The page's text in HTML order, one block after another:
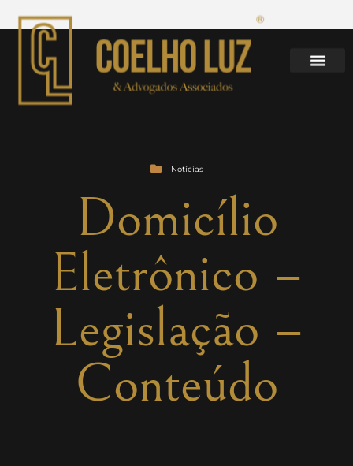
Notícias
Domicílio
Eletrônico –
Legislação –
Conteúdo